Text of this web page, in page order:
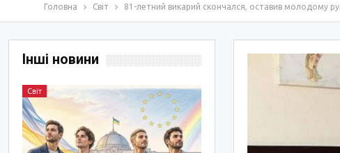
Головна Світ 81-летний викарий скончался, оставив молодому
Інші новини
Світ